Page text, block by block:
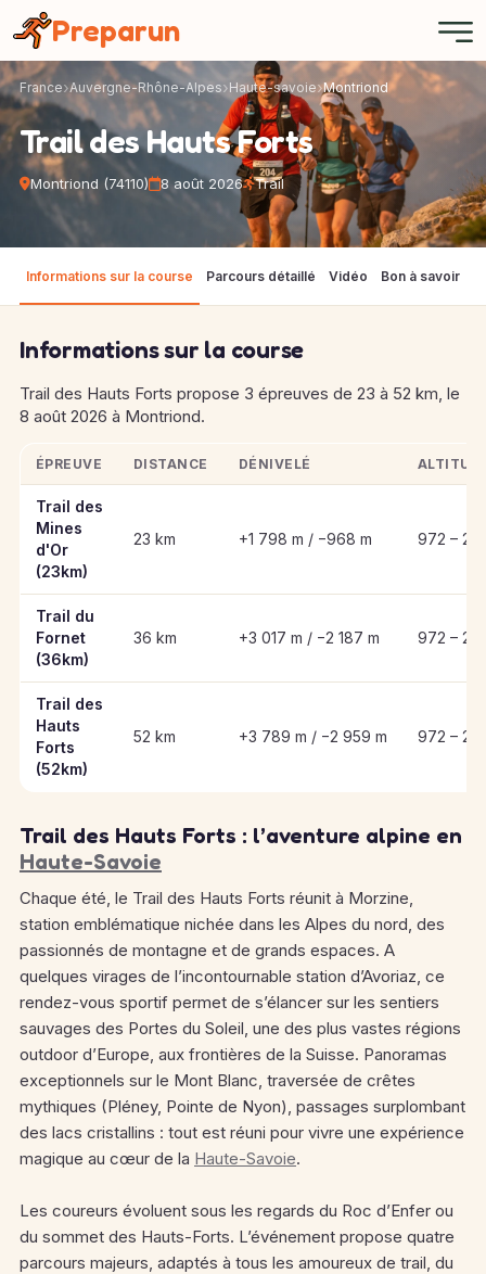
Preparun
France Auvergne-Rhône-Alpes Haute-savoie Montriond
Trail des Hauts Forts
Montriond (74110) 8 août 2026 Trail
Informations sur la course Parcours détaillé Vidéo Bon à savoir
Informations sur la course
Trail des Hauts Forts propose 3 épreuves de 23 à 52 km, le
8 août 2026 à Montriond.
Informations clés des épreuves de Trail des Hauts Forts
ÉPREUVE DISTANCE DÉNIVELÉ
Trail des
Mines
d'Or
(23km)
23 km +1 798 m / −968 m 972 – 2
Trail du
Fornet
(36km)
36 km +3 017 m / −2 187 m 972 – 2
Trail des
Hauts
Forts
(52km)
52 km +3 789 m / −2 959 m 972 – 2
Trail des Hauts Forts : l’aventure alpine en
Haute-Savoie
Chaque été, le Trail des Hauts Forts réunit à Morzine,
station emblématique nichée dans les Alpes du nord, des
passionnés de montagne et de grands espaces. A
quelques virages de l’incontournable station d’Avoriaz, ce
rendez-vous sportif permet de s’élancer sur les sentiers
sauvages des Portes du Soleil, une des plus vastes régions
outdoor d’Europe, aux frontières de la Suisse. Panoramas
exceptionnels sur le Mont Blanc, traversée de crêtes
mythiques (Pléney, Pointe de Nyon), passages surplombant
des lacs cristallins : tout est réuni pour vivre une expérience
magique au cœur de la Haute-Savoie.
Les coureurs évoluent sous les regards du Roc d’Enfer ou
du sommet des Hauts-Forts. L’événement propose quatre
parcours majeurs, adaptés à tous les amoureux de trail, du
Panneau de gestion des cookies